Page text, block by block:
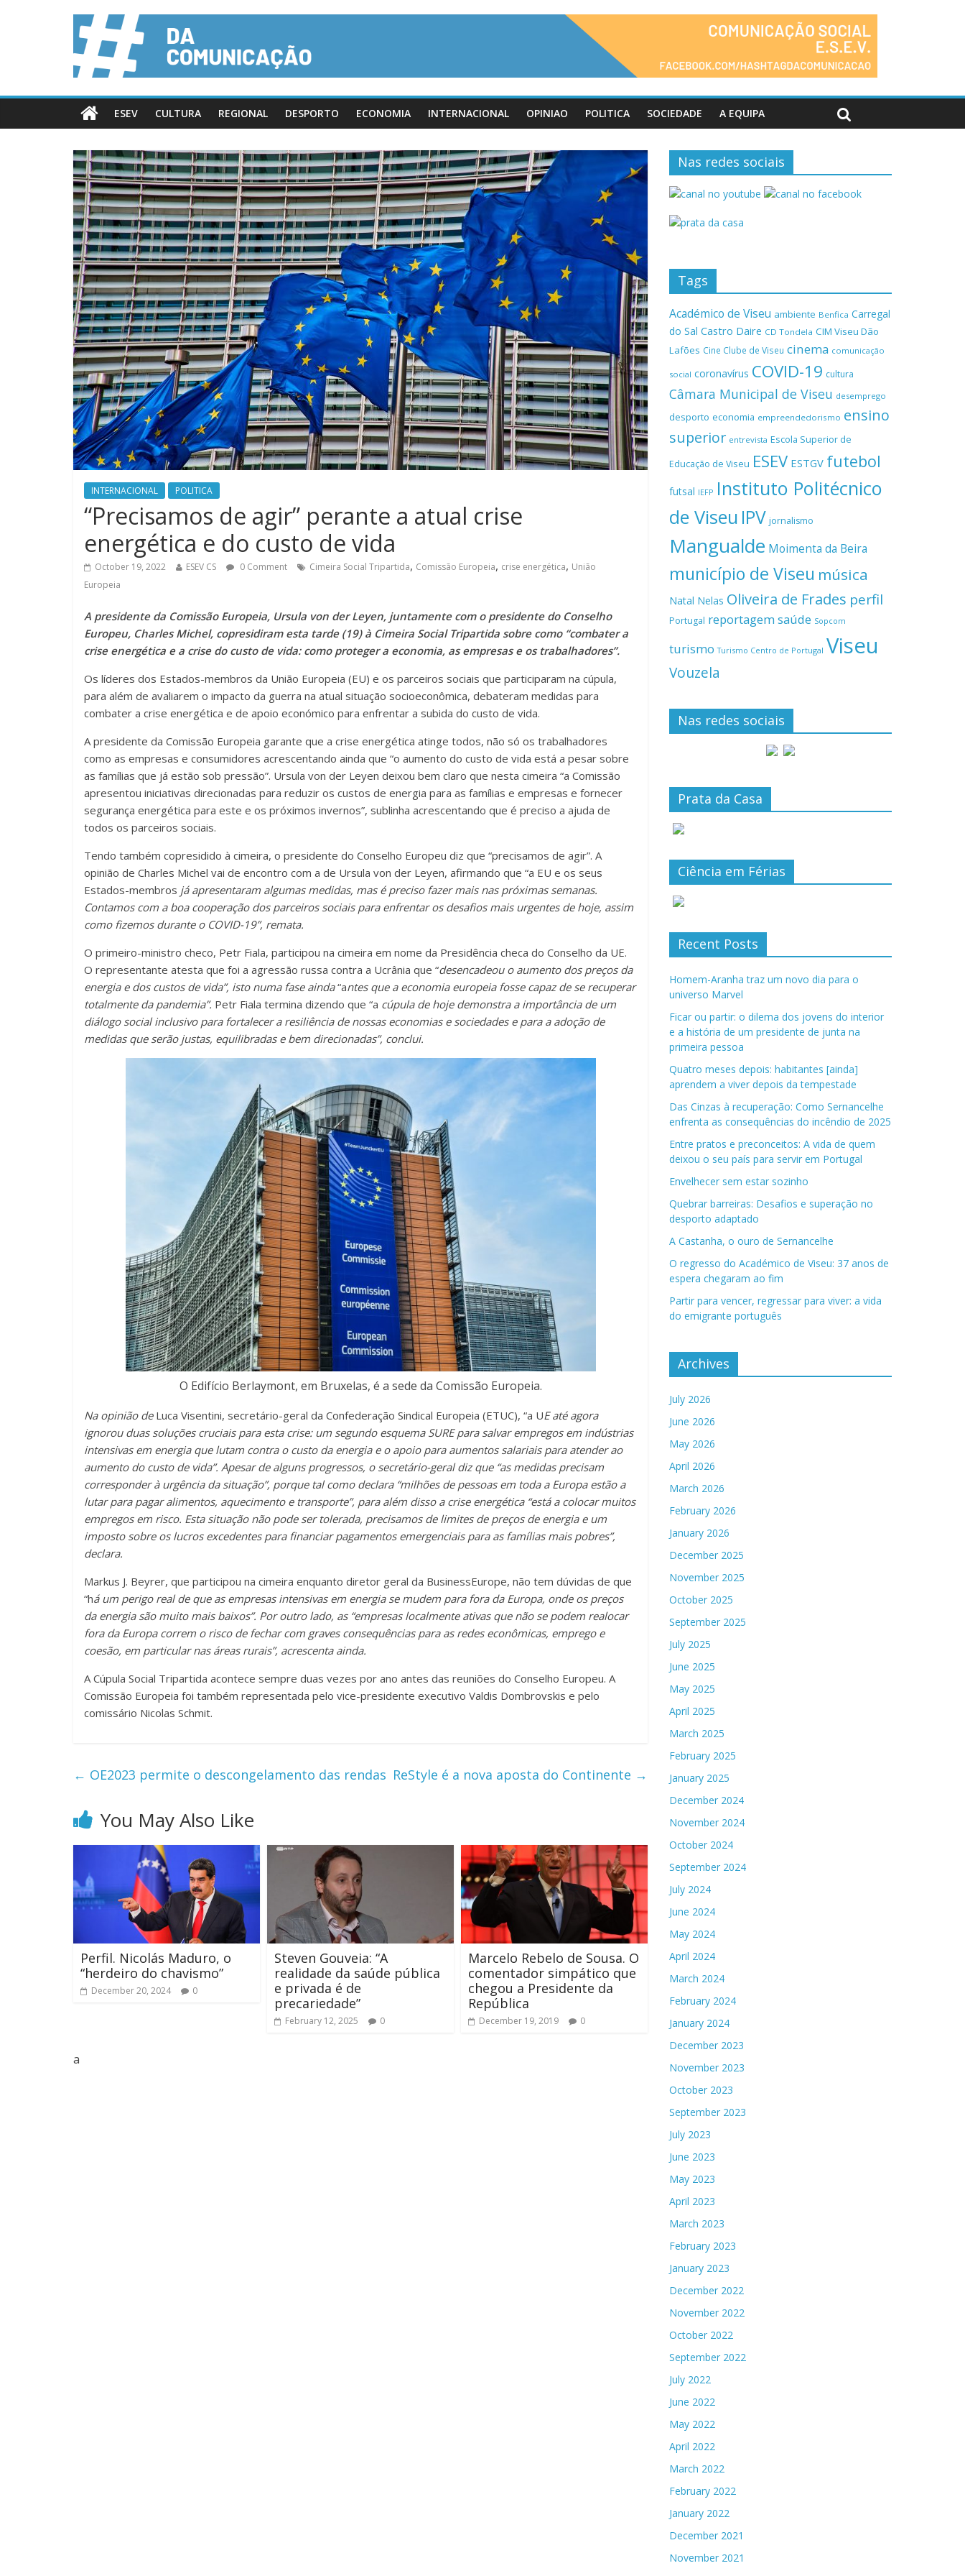
ESEV CULTURA REGIONAL DESPORTO ECONOMIA INTERNACIONAL OPINIAO POLITICA SOCIEDADE A EQUIPA
INTERNACIONAL POLITICA
“Precisamos de agir” perante a atual crise
energética e do custo de vida
October 19, 2022 ESEV CS 0 Comment Cimeira Social Tripartida, Comissão Europeia, crise energética, União
Europeia
A presidente da Comissão Europeia, Ursula von der Leyen, juntamente com o presidente do Conselho
Europeu, Charles Michel, copresidiram esta tarde (19) à Cimeira Social Tripartida sobre como “combater a
crise energética e a crise do custo de vida: como proteger a economia, as empresas e os trabalhadores”.
Os líderes dos Estados-membros da União Europeia (EU) e os parceiros sociais que participaram na cúpula,
para além de avaliarem o impacto da guerra na atual situação socioeconômica, debateram medidas para
combater a crise energética e de apoio económico para enfrentar a subida do custo de vida.
A presidente da Comissão Europeia garante que a crise energética atinge todos, não só os trabalhadores
como as empresas e consumidores acrescentando ainda que “o aumento do custo de vida está a pesar sobre
as famílias que já estão sob pressão”. Ursula von der Leyen deixou bem claro que nesta cimeira “a Comissão
apresentou iniciativas direcionadas para reduzir os custos de energia para as famílias e empresas e fornecer
segurança energética para este e os próximos invernos”, sublinha acrescentando que é preciso a ajuda de
todos os parceiros sociais.
Tendo também copresidido à cimeira, o presidente do Conselho Europeu diz que “precisamos de agir”. A
opinião de Charles Michel vai de encontro com a de Ursula von der Leyen, afirmando que “a EU e os seus
Estados-membros já apresentaram algumas medidas, mas é preciso fazer mais nas próximas semanas.
Contamos com a boa cooperação dos parceiros sociais para enfrentar os desafios mais urgentes de hoje, assim
como fizemos durante o COVID-19”, remata.
O primeiro-ministro checo, Petr Fiala, participou na cimeira em nome da Presidência checa do Conselho da UE.
O representante atesta que foi a agressão russa contra a Ucrânia que “desencadeou o aumento dos preços da
energia e dos custos de vida”, isto numa fase ainda“antes que a economia europeia fosse capaz de se recuperar
totalmente da pandemia”. Petr Fiala termina dizendo que “a cúpula de hoje demonstra a importância de um
diálogo social inclusivo para fortalecer a resiliência de nossas economias e sociedades e para a adoção de
medidas que serão justas, equilibradas e bem direcionadas”, conclui.
O Edifício Berlaymont, em Bruxelas, é a sede da Comissão Europeia.
Na opinião de Luca Visentini, secretário-geral da Confederação Sindical Europeia (ETUC), “a UE até agora
ignorou duas soluções cruciais para esta crise: um segundo esquema SURE para salvar empregos em indústrias
intensivas em energia que lutam contra o custo da energia e o apoio para aumentos salariais para atender ao
aumento do custo de vida”. Apesar de alguns progressos, o secretário-geral diz que “as medidas precisam
corresponder à urgência da situação”, porque tal como declara “milhões de pessoas em toda a Europa estão a
lutar para pagar alimentos, aquecimento e transporte”, para além disso a crise energética “está a colocar muitos
empregos em risco. Esta situação não pode ser tolerada, precisamos de limites de preços de energia e um
imposto sobre os lucros excedentes para financiar pagamentos emergenciais para as famílias mais pobres”,
declara.
Markus J. Beyrer, que participou na cimeira enquanto diretor geral da BusinessEurope, não tem dúvidas de que
“há um perigo real de que as empresas intensivas em energia se mudem para fora da Europa, onde os preços
da energia são muito mais baixos”. Por outro lado, as “empresas localmente ativas que não se podem realocar
fora da Europa correm o risco de fechar com graves consequências para as redes econômicas, emprego e
coesão, em particular nas áreas rurais”, acrescenta ainda.
A Cúpula Social Tripartida acontece sempre duas vezes por ano antes das reuniões do Conselho Europeu. A
Comissão Europeia foi também representada pelo vice-presidente executivo Valdis Dombrovskis e pelo
comissário Nicolas Schmit.
← OE2023 permite o descongelamento das rendas ReStyle é a nova aposta do Continente →
You May Also Like
Perfil. Nicolás Maduro, o
“herdeiro do chavismo”
December 20, 2024 0
Steven Gouveia: “A
realidade da saúde pública
e privada é de
precariedade”
February 12, 2025 0
Marcelo Rebelo de Sousa. O
comentador simpático que
chegou a Presidente da
República
December 19, 2019 0
a
Nas redes sociais
Tags
Académico de Viseu ambiente Benfica Carregal
do Sal Castro Daire CD Tondela CIM Viseu Dão
Lafões Cine Clube de Viseu cinema comunicação
social coronavírus COVID-19 cultura
Câmara Municipal de Viseu desemprego
desporto economia empreendedorismo ensino
superior entrevista Escola Superior de
Educação de Viseu ESEV ESTGV futebol
futsal IEFP Instituto Politécnico
de Viseu IPV jornalismo
Mangualde Moimenta da Beira
município de Viseu música
Natal Nelas Oliveira de Frades perfil
Portugal reportagemsaúde Sopcom
turismo Turismo Centro de Portugal Viseu
Vouzela
Nas redes sociais
Prata da Casa
Ciência em Férias
Recent Posts
Homem-Aranha traz um novo dia para o
universo Marvel
Ficar ou partir: o dilema dos jovens do interior
e a história de um presidente de junta na
primeira pessoa
Quatro meses depois: habitantes [ainda]
aprendem a viver depois da tempestade
Das Cinzas à recuperação: Como Sernancelhe
enfrenta as consequências do incêndio de 2025
Entre pratos e preconceitos: A vida de quem
deixou o seu país para servir em Portugal
Envelhecer sem estar sozinho
Quebrar barreiras: Desafios e superação no
desporto adaptado
A Castanha, o ouro de Sernancelhe
O regresso do Académico de Viseu: 37 anos de
espera chegaram ao fim
Partir para vencer, regressar para viver: a vida
do emigrante português
Archives
July 2026
June 2026
May 2026
April 2026
March 2026
February 2026
January 2026
December 2025
November 2025
October 2025
September 2025
July 2025
June 2025
May 2025
April 2025
March 2025
February 2025
January 2025
December 2024
November 2024
October 2024
September 2024
July 2024
June 2024
May 2024
April 2024
March 2024
February 2024
January 2024
December 2023
November 2023
October 2023
September 2023
July 2023
June 2023
May 2023
April 2023
March 2023
February 2023
January 2023
December 2022
November 2022
October 2022
September 2022
July 2022
June 2022
May 2022
April 2022
March 2022
February 2022
January 2022
December 2021
November 2021